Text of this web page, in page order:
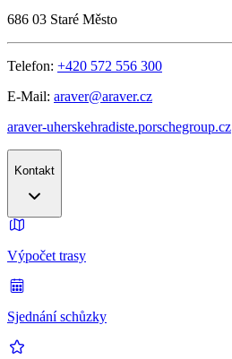
686 03 Staré Město
Telefon: +420 572 556 300
E-Mail: araver@araver.cz
araver-uherskehradiste.porschegroup.cz
Kontakt
Výpočet trasy
Sjednání schůzky